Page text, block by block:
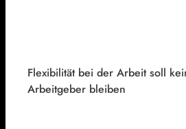
Flexibilität bei der Arbeit soll
Arbeitgeber bleiben